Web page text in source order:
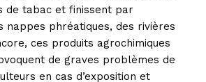
de tabac et finissent par
nappes phréatiques, des rivières
ces produits agrochimiques
de graves problèmes de
en cas d’exposition et